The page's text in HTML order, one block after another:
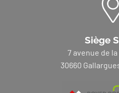
Siège
7 avenue de
30660